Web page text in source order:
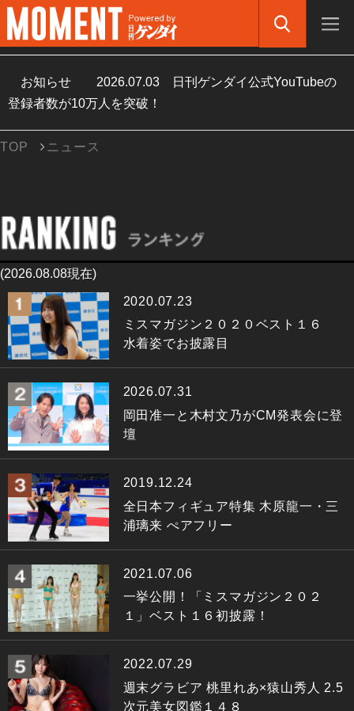
お知らせ 2026.07.03
日刊ゲンダイ公式YouTubeの
登録者数が10万人を突破！
TOP ニュース
(2026.08.08現在)
2020.07.23
ミスマガジン２０２０ベスト１６
水着姿でお披露目
2026.07.31
岡田准一と木村文乃がCM発表会に登
壇
2019.12.24
全日本フィギュア特集 木原龍一・三
浦璃来 ぺアフリー
2021.07.06
一挙公開！「ミスマガジン２０２
１」ベスト１６初披露！
2022.07.29
週末グラビア 桃里れあ×猿山秀人 2.5
次元美女図鑑１４８